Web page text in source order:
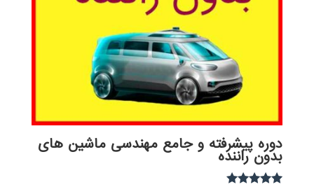
دوره پیشرفته و جامع مهندسی ماشین های
بدون راننده